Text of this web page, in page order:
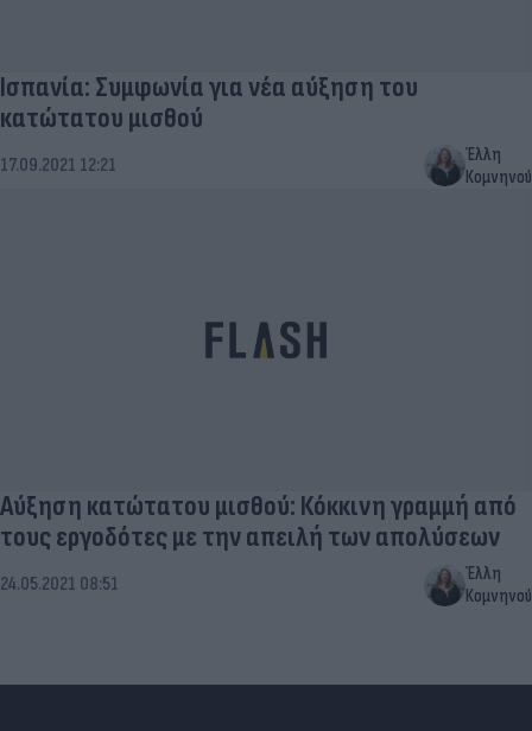
Ισπανία: Συμφωνία για νέα αύξηση του
κατώτατου μισθού
17.09.2021 12:21
Έλλη
Κομνηνού
Αύξηση κατώτατου μισθού: Κόκκινη γραμμή από
τους εργοδότες με την απειλή των απολύσεων
24.05.2021 08:51
Έλλη
Κομνηνού